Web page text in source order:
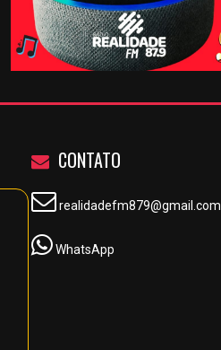
CONTATO
realidadefm879@gmail.com
WhatsApp